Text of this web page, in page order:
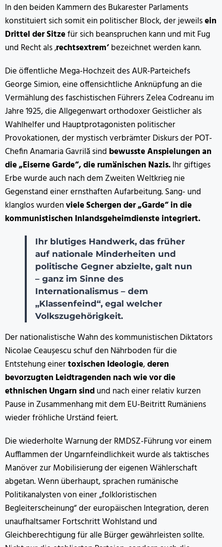
In den beiden Kammern des Bukarester Parlaments
konstituiert sich somit ein politischer Block, der jeweilsein
Drittel der Sitzefür sich beanspruchen kann und mit Fug
und Recht als ‚rechtsextrem‘bezeichnet werden kann.
Die öffentliche Mega-Hochzeit des AUR-Parteichefs
George Simion, eine offensichtliche Anknüpfung an die
Vermählung des faschistischen Führers Zelea Codreanu im
Jahre 1925, die Allgegenwart orthodoxer Geistlicher als
Wahlhelfer und Hauptprotagonisten politischer
Provokationen, der mystisch verbrämter Diskurs der POT-
Chefin Anamaria Gavrilă sind bewusste Anspielungen an
die „Eiserne Garde“, die rumänischen Nazis.Ihr giftiges
Erbe wurde auch nach dem Zweiten Weltkrieg nie
Gegenstand einer ernsthaften Aufarbeitung. Sang- und
klanglos wurdenviele Schergen der „Garde“ in die
kommunistischen Inlandsgeheimdienste integriert.
Ihr blutiges Handwerk, das früher
auf nationale Minderheiten und
politische Gegner abzielte, galt nun
– ganz im Sinne des
Internationalismus – dem
„Klassenfeind“, egal welcher
Volkszugehörigkeit.
Der nationalistische Wahn des kommunistischen Diktators
Nicolae Ceaușescu schuf den Nährboden für die
Entstehung einertoxischen Ideologie,deren
bevorzugten Leidtragenden nach wie vor die
ethnischen Ungarn sindund nach einer relativ kurzen
Pause in Zusammenhang mit dem EU-Beitritt Rumäniens
wieder fröhliche Urständ feiert.
Die wiederholte Warnung der RMDSZ-Führung vor einem
Aufflammen der Ungarnfeindlichkeit wurde als taktisches
Manöver zur Mobilisierung der eigenen Wählerschaft
abgetan. Wenn überhaupt, sprachen rumänische
Politikanalysten von einer „folkloristischen
Begleiterscheinung“ der europäischen Integration, deren
unaufhaltsamer Fortschritt Wohlstand und
Gleichberechtigung für alle Bürger gewährleisten sollte.